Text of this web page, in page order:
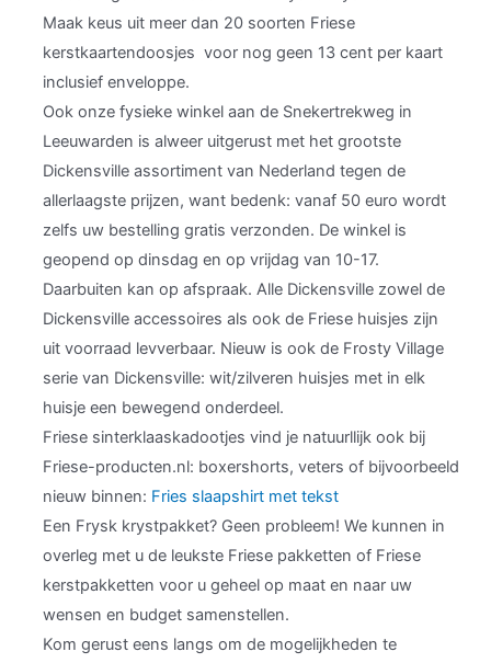
Maak keus uit meer dan 20 soorten Friese
kerstkaartendoosjes voor nog geen 13 cent per kaart
inclusief enveloppe.
Ook onze fysieke winkel aan de Snekertrekweg in
Leeuwarden is alweer uitgerust met het grootste
Dickensville assortiment van Nederland tegen de
allerlaagste prijzen, want bedenk: vanaf 50 euro wordt
zelfs uw bestelling gratis verzonden. De winkel is
geopend op dinsdag en op vrijdag van 10-17.
Daarbuiten kan op afspraak. Alle Dickensville zowel de
Dickensville accessoires als ook de Friese huisjes zijn
uit voorraad levverbaar. Nieuw is ook de Frosty Village
serie van Dickensville: wit/zilveren huisjes met in elk
huisje een bewegend onderdeel.
Friese sinterklaaskadootjes vind je natuurllijk ook bij
Friese-producten.nl: boxershorts, veters of bijvoorbeeld
nieuw binnen: Fries slaapshirt met tekst
Een Frysk krystpakket? Geen probleem! We kunnen in
overleg met u de leukste Friese pakketten of Friese
kerstpakketten voor u geheel op maat en naar uw
wensen en budget samenstellen.
Kom gerust eens langs om de mogelijkheden te